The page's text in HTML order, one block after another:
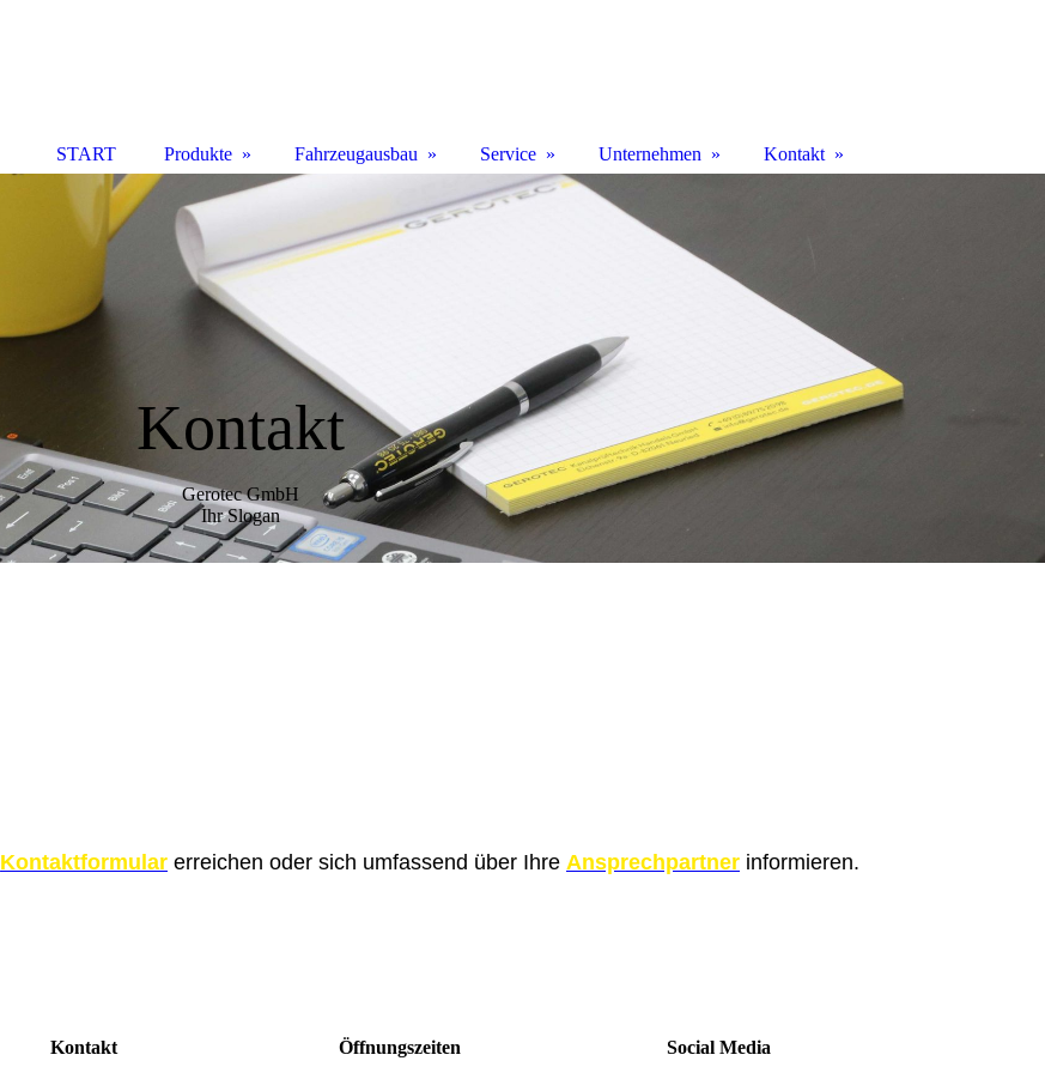
Kontakt
Gerotec GmbH
Ihr Slogan
Kontaktformular erreichen oder sich umfassend über Ihre Ansprechpartner informieren.
Kontakt Öffnungszeiten Social Media
START Produkte Fahrzeugausbau Service Unternehmen Kontakt